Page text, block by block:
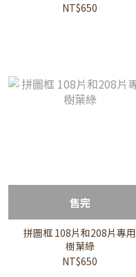
NT$650
售完
拼圖框 108片和208片專用
樹葉綠
NT$650